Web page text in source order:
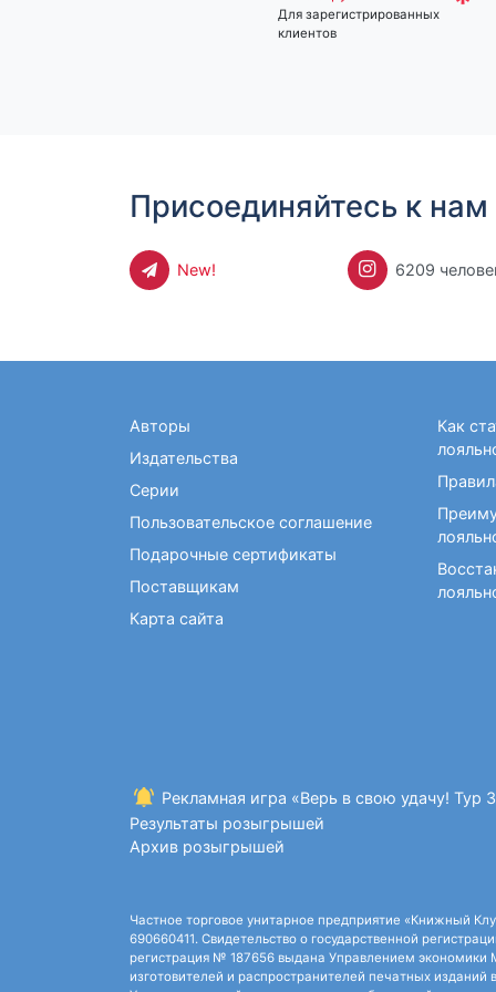
Для зарегистрированных
клиентов
Присоединяйтесь к нам
New! 6209
Авторы
Издательства
Серии
Пользовательское соглашение
Подарочные сертификаты
Поставщикам
Карта сайта
Как
Рекламная игра «Верь в свою удачу! Тур
Результаты розыгрышей
Архив розыгрышей
Частное торговое унитарное предприятие «Книжный
690660411. Свидетельство о государственной
регистрация № 187656 выдана Управлением экономики
изготовителей и распространителей печатных